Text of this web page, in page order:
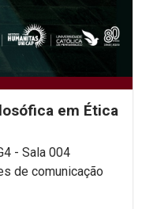
em Ética
- Sala 004